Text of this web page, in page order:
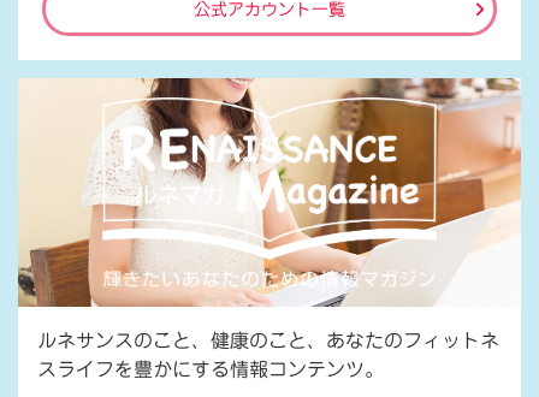
公式アカウント一覧
ルネサンスのこと、健康のこと、あなたのフィットネ
スライフを豊かにする情報コンテンツ。